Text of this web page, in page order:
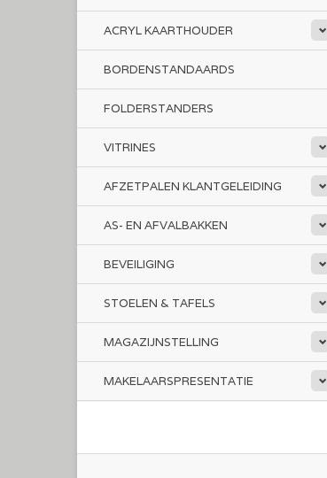
ACRYL KAARTHOUDER
BORDENSTANDAARDS
FOLDERSTANDERS
VITRINES
AFZETPALEN KLANTGELEIDING
AS- EN AFVALBAKKEN
BEVEILIGING
STOELEN & TAFELS
MAGAZIJNSTELLING
MAKELAARSPRESENTATIE